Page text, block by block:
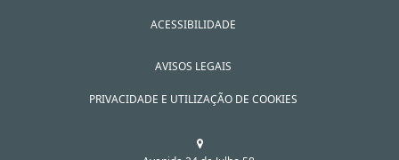
ACESSIBILIDADE
AVISOS LEGAIS
PRIVACIDADE E UTILIZAÇÃO DE COOKIES